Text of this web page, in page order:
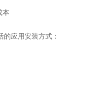
本
应用安装方式：